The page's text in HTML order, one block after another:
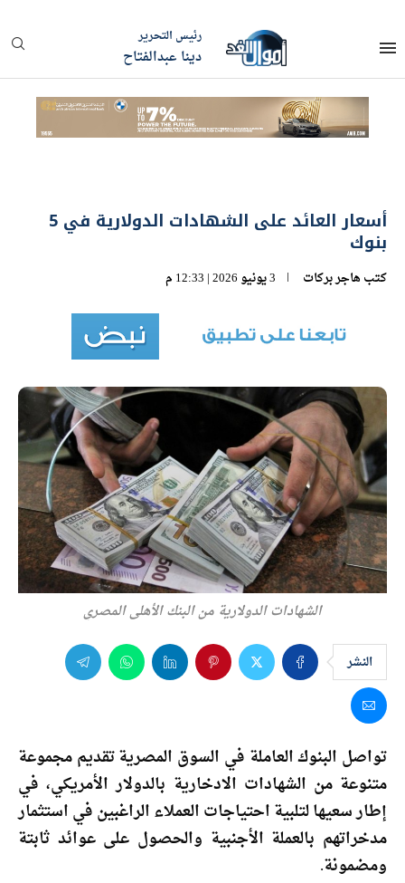
رئيس التحرير
دينا عبدالفتاح
أسعار العائد على الشهادات الدولارية في 5
بنوك
كتب هاجر بركات 3 يونيو 2026 | 12:33 م
الشهادات الدولارية من البنك الأهلى المصري
النشر
تواصل البنوك العاملة في السوق المصرية تقديم مجموعة
متنوعة من الشهادات الادخارية بالدولار الأمريكي، في
إطار سعيها لتلبية احتياجات العملاء الراغبين في استثمار
مدخراتهم بالعملة الأجنبية والحصول على عوائد ثابتة
ومضمونة.